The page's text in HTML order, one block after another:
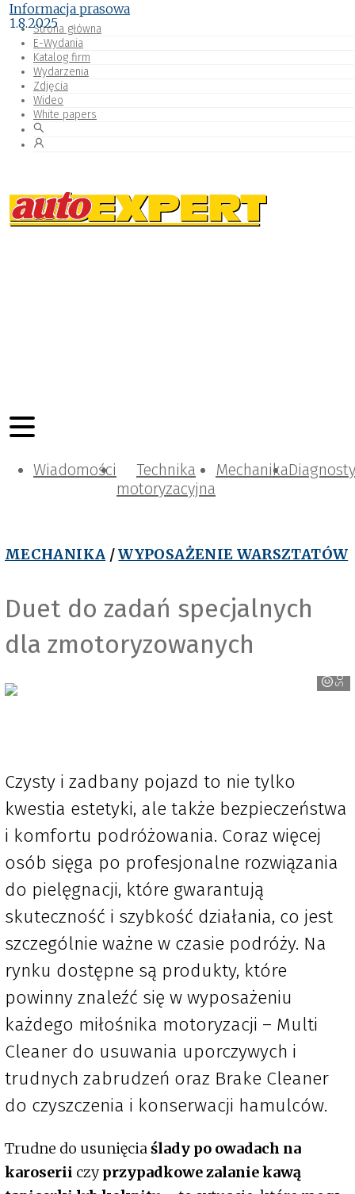
Strona główna
E-Wydania
Katalog firm
Wydarzenia
Zdjęcia
Wideo
White papers
Wiadomości
Technika
motoryzacyjna
Mechanika
MECHANIKA /WYPOSAŻENIE WARSZTATÓW
Duet do zadań specjalnych
dla zmotoryzowanych
Soudal
Informacja prasowa
1.8.2025
Czysty i zadbany pojazd to nie tylko
kwestia estetyki, ale także bezpieczeństwa
i komfortu podróżowania. Coraz więcej
osób sięga po profesjonalne rozwiązania
do pielęgnacji, które gwarantują
skuteczność i szybkość działania, co jest
szczególnie ważne w czasie podróży. Na
rynku dostępne są produkty, które
powinny znaleźć się w wyposażeniu
każdego miłośnika motoryzacji – Multi
Cleaner do usuwania uporczywych i
trudnych zabrudzeń oraz Brake Cleaner
do czyszczenia i konserwacji hamulców.
Trudne do usunięciaślady po owadach na
karoserii czyprzypadkowe zalanie kawą